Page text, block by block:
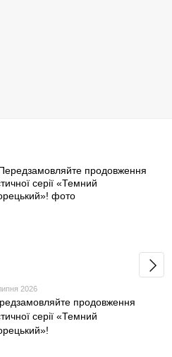
2026
продовження
серії «Темний